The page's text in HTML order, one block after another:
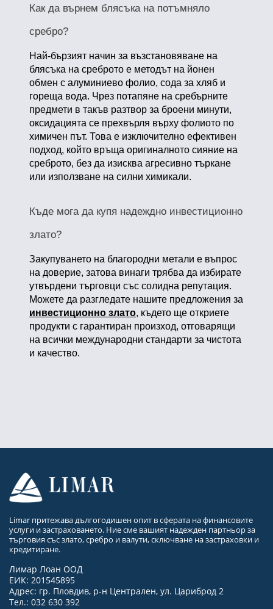
Как да върнем блясъка на потъмняло
сребро?
Най-бързият начин за възстановяване на
блясъка на среброто е методът на йонен
обмен с алуминиево фолио, сода за хляб и
гореща вода. Чрез потапяне на сребърните
предмети в такъв разтвор за броени минути,
оксидацията се прехвърля върху фолиото по
химичен път. Това е изключително ефективен
подход, който връща оригиналното сияние на
среброто, без да изисква агресивно търкане
или използване на силни химикали.
Къде мога да купя надеждно инвестиционно
злато?
Закупуването на благородни метали е въпрос
на доверие, затова винаги трябва да избирате
утвърдени търговци със солидна репутация.
Можете да разгледате нашите предложения за
инвестиционно злато, където ще откриете
продукти с гарантиран произход, отговарящи
на всички международни стандарти за чистота
и качество.
Limar притежава дългогодишен опит в сферата на финансовите
услуги и застраховането. Ние сме вашият надежден партньор за
търговия със злато, сребро и валути, сключване на застраховки и
кредитиране.
Лимар Лоан ООД
ЕИК: 201545895
Адрес: гр. Пловдив, р-н Централен, ул. Цариброд 2
Тел.: 032 630 392